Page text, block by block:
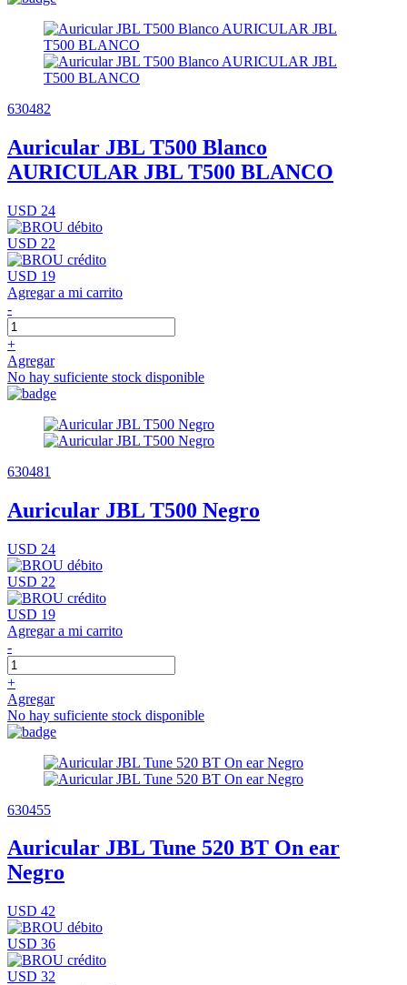
630482
Auricular JBL T500 Blanco
AURICULAR JBL T500 BLANCO
USD 24
USD 22
USD 19
Agregar a mi carrito
-
+
Agregar
No hay suficiente stock disponible
630481
Auricular JBL T500 Negro
USD 24
USD 22
USD 19
Agregar a mi carrito
-
+
Agregar
No hay suficiente stock disponible
630455
Auricular JBL Tune 520 BT On ear
Negro
USD 42
USD 36
USD 32